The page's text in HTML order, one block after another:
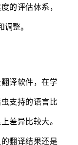
的评估体系，
整。
译软件，在学
支持的语言比
差异比较大。
翻译结果还是